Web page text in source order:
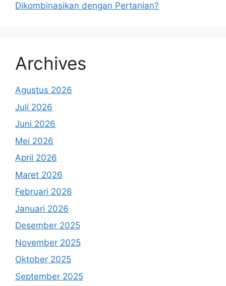
Dikombinasikan dengan Pertanian?
Archives
Agustus 2026
Juli 2026
Juni 2026
Mei 2026
April 2026
Maret 2026
Februari 2026
Januari 2026
Desember 2025
November 2025
Oktober 2025
September 2025